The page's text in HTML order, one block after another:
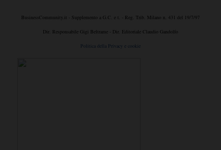
BusinessCommunity.it - Supplemento a G.C. e t. - Reg. Trib. Milano n. 431 del 19/7/97
Dir. Responsabile Gigi Beltrame - Dir. Editoriale Claudio Gandolfo
Politica della Privacy e cookie